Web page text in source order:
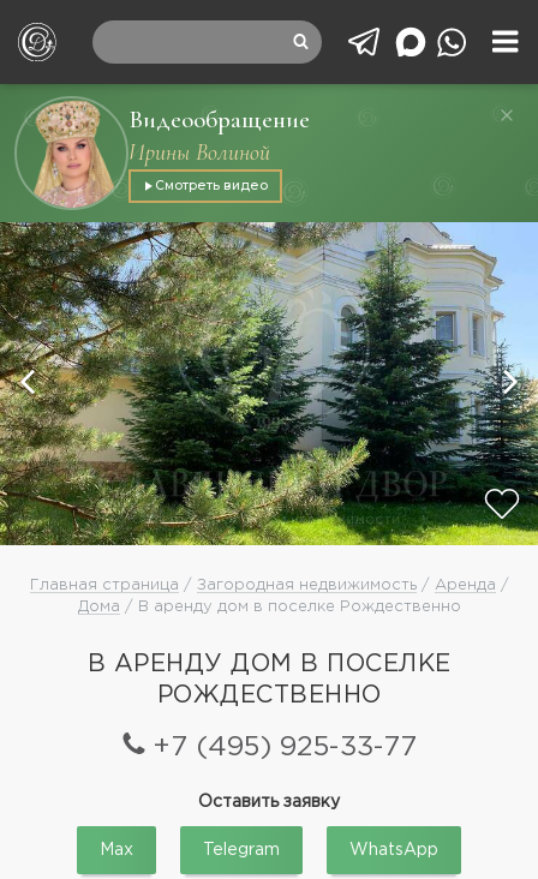
Видеообращение
Ирины Волиной
Смотреть видео
Главная страница / Загородная недвижимость/ Аренда /
Дома / В аренду дом в поселке Рождественно
В АРЕНДУ ДОМ В ПОСЕЛКЕ
РОЖДЕСТВЕННО
+7 (495) 925-33-77
Оставить заявку
Max Telegram WhatsApp